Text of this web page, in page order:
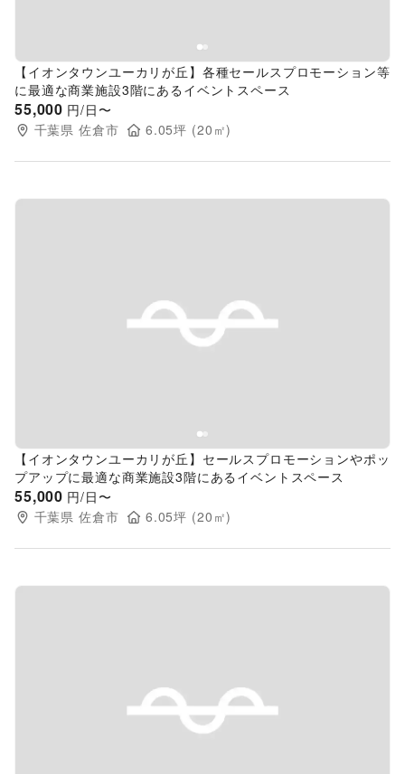
【イオンタウンユーカリが丘】各種セールスプロモーション等
に最適な商業施設3階にあるイベントスペース
55,000 円/日〜
千葉県 佐倉市 6.05坪 (20 ㎡)
Previous slide
【イオンタウンユーカリが丘】セールスプロモーションやポッ
プアップに最適な商業施設3階にあるイベントスペース
55,000 円/日〜
千葉県 佐倉市 6.05坪 (20 ㎡)
Previous slide